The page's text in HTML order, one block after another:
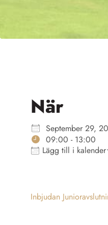
När
September 29,
09:00 - 13:00
Lägg till i kalender
Ladda ner ICS
Inbjudan